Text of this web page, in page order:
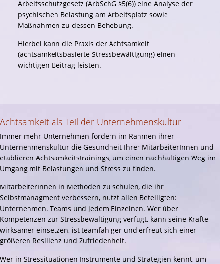
Arbeitsschutzgesetz (ArbSchG §5(6)) eine Analyse der
psychischen Belastung am Arbeitsplatz sowie
Maßnahmen zu dessen Behebung.
Hierbei kann die Praxis der Achtsamkeit
(achtsamkeitsbasierte Stressbewältigung) einen
wichtigen Beitrag leisten.
Achtsamkeit als Teil der Unternehmenskultur
Immer mehr Unternehmen fördern im Rahmen ihrer
Unternehmenskultur die Gesundheit Ihrer MitarbeiterInnen und
etablieren Achtsamkeitstrainings, um einen nachhaltigen Weg im
Umgang mit Belastungen und Stress zu finden.
MitarbeiterInnen in Methoden zu schulen, die ihr
Selbstmanagment verbessern, nutzt allen Beteiligten:
Unternehmen, Teams und jedem Einzelnen. Wer über
Kompetenzen zur Stressbewältigung verfügt, kann seine Kräfte
wirksamer einsetzen, ist teamfähiger und erfreut sich einer
größeren Resilienz und Zufriedenheit.
Wer in Stressituationen Instrumente und Strategien kennt, um